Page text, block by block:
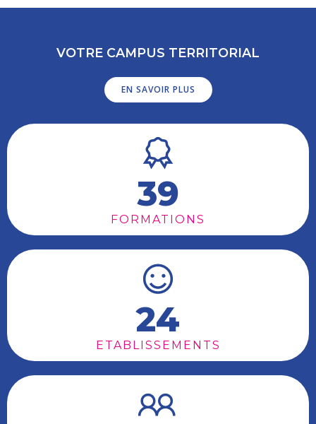
VOTRE CAMPUS TERRITORIAL
EN SAVOIR PLUS
39
FORMATIONS
24
ETABLISSEMENTS